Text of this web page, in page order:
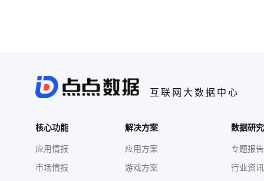
互联网大数据中心
核心功能
应用情报
市场情报
解决方案
应用方案
游戏方案
数据研
专题报告
行业资讯